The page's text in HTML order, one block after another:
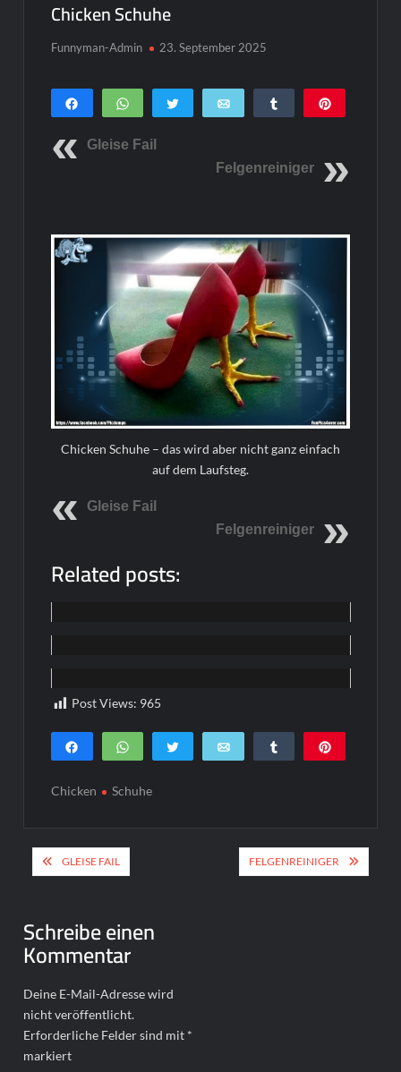
Chicken Schuhe
Funnyman-Admin 23. September 2025
Teilen WhatsApp Twittern E-Mail Teilen
SHARES
Gleise Fail
Felgenreiniger
Chicken Schuhe – das wird aber nicht ganz einfach
auf dem Laufsteg.
Gleise Fail
Felgenreiniger
Related posts:
Post Views: 965
Teilen WhatsApp Twittern E-Mail Teilen
SHARES
Chicken Schuhe
Beitragsnavigation
GLEISE FAIL FELGENREINIGER
Schreibe einen
Kommentar
Deine E-Mail-Adresse wird
nicht veröffentlicht.
Erforderliche Felder sind mit *
markiert